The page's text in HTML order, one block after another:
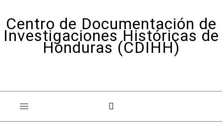
Centro de Documentación de
Investigaciones Históricas de
Honduras (CDIHH)